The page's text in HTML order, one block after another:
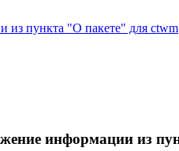
из пункта "О пакете" для ctwm
информации из